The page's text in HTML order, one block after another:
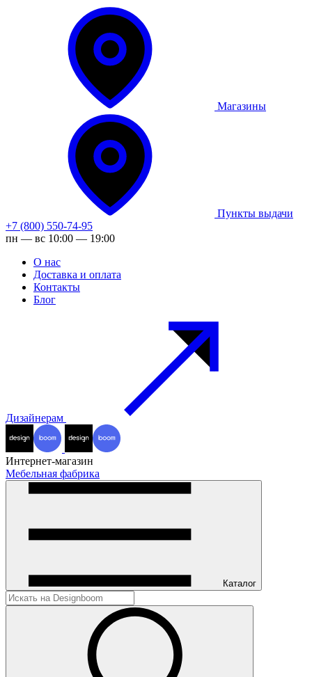
Магазины
Пункты выдачи
+7 (800) 550-74-95
пн — вс 10:00 — 19:00
О нас
Доставка и оплата
Контакты
Блог
Дизайнерам
Интернет-магазин
Мебельная фабрика
Каталог